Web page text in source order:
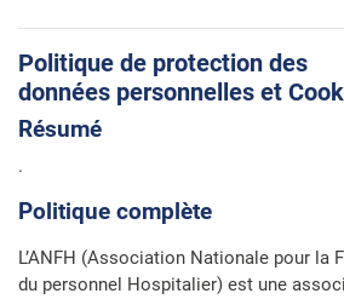
Politique de protection des
données personnelles et
Résumé
.
Politique complète
L’ANFH (Association Nationale pour la
du personnel Hospitalier) est une